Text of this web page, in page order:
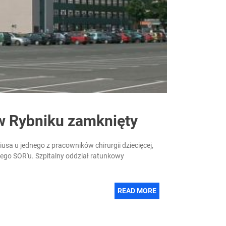
Rybniku zamknięty
u jednego z pracowników chirurgii dziecięcej,
SOR'u. Szpitalny oddział ratunkowy
READ MORE